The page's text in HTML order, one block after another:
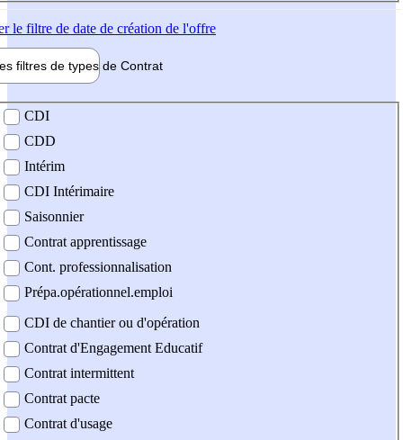
le filtre de date de création de l'offre
filtres de types de Contrat
contrat
CDI
CDD
Intérim
CDI Intérimaire
Saisonnier
Contrat apprentissage
Cont. professionnalisation
Prépa.opérationnel.emploi
CDI de chantier ou d'opération
Contrat d'Engagement Educatif
Contrat intermittent
Contrat pacte
Contrat d'usage